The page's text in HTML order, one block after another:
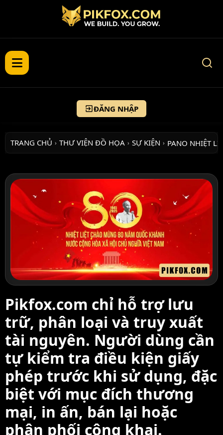
ĐĂNG NHẬP
TRANG CHỦ › THƯ VIỆN ĐỒ HỌA › SỰ KIỆN › PANO NHIỆT
Pikfox.com chỉ hỗ trợ lưu
trữ, phân loại và truy xuất
tài nguyên. Người dùng cần
tự kiểm tra điều kiện giấy
phép trước khi sử dụng, đặc
biệt với mục đích thương
mại, in ấn, bán lại hoặc
phân phối công khai.